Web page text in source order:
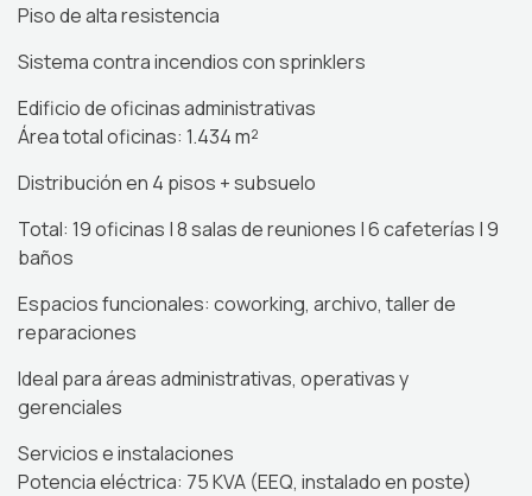
Piso de alta resistencia
Sistema contra incendios con sprinklers
Edificio de oficinas administrativas
Área total oficinas: 1.434 m²
Distribución en 4 pisos + subsuelo
Total: 19 oficinas | 8 salas de reuniones | 6 cafeterías | 9
baños
Espacios funcionales: coworking, archivo, taller de
reparaciones
Ideal para áreas administrativas, operativas y
gerenciales
Servicios e instalaciones
Potencia eléctrica: 75 KVA (EEQ, instalado en poste)